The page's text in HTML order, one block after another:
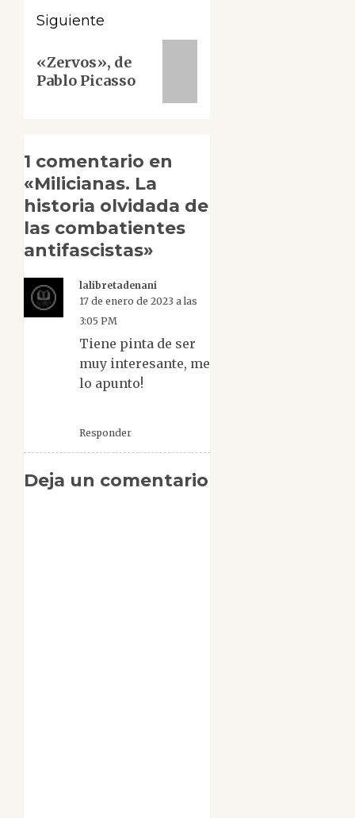
Siguiente
entrada:
«Zervos», de
Pablo Picasso
1 comentario en
«Milicianas. La
historia olvidada de
las combatientes
antifascistas»
lalibretadenani
17 de enero de 2023 a las
3:05 PM
Tiene pinta de ser
muy interesante, me
lo apunto!
Responder
Deja un comentario